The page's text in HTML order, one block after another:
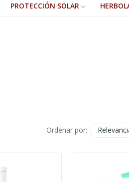
PROTECCIÓN SOLAR
Ordenar por: